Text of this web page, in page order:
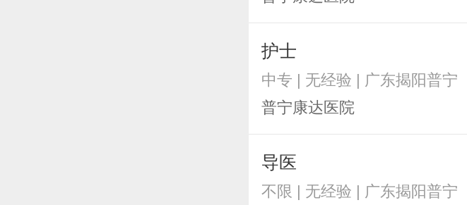
护士
中专 | 无经验 | 广东揭阳普宁
普宁康达医院
导医
不限 | 无经验 | 广东揭阳普宁